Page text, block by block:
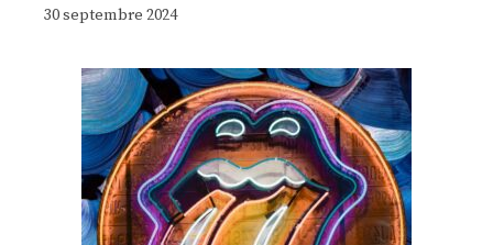
30 septembre 2024